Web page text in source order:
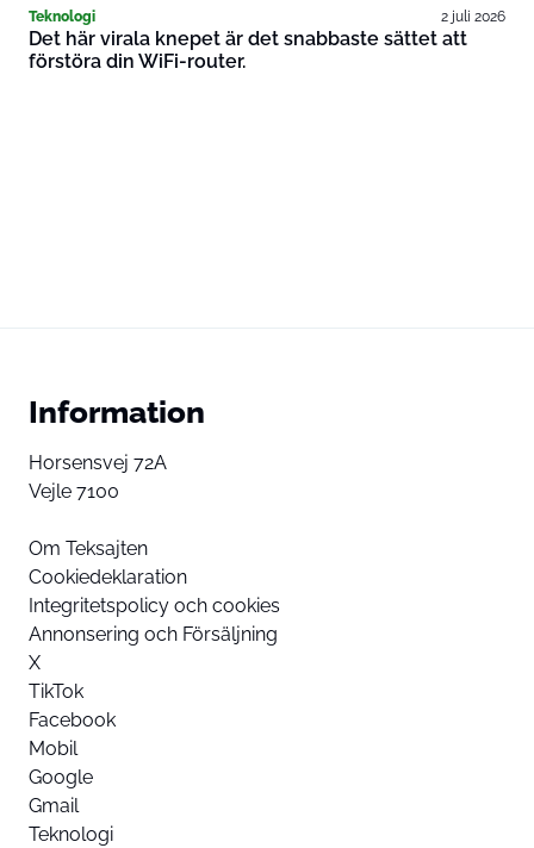
Teknologi 2 juli 2026
Det här virala knepet är det snabbaste sättet att
förstöra din WiFi-router.
Information
Horsensvej 72A
Vejle 7100
Om Teksajten
Cookiedeklaration
Integritetspolicy och cookies
Annonsering och Försäljning
X
TikTok
Facebook
Mobil
Google
Gmail
Teknologi